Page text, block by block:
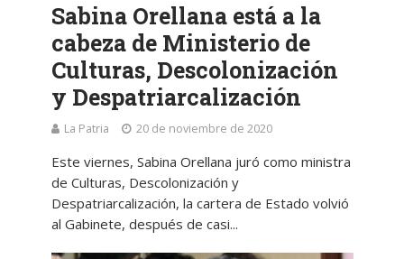
Sabina Orellana está a la
cabeza de Ministerio de
Culturas, Descolonización
y Despatriarcalización
La Patria 20 de noviembre de 2020
Este viernes, Sabina Orellana juró como ministra
de Culturas, Descolonización y
Despatriarcalización, la cartera de Estado volvió
al Gabinete, después de casi...